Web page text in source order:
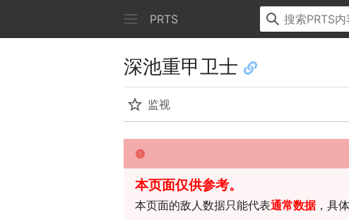
PRTS
深池重甲卫士
监视
本页面仅供参考。
本页面的敌人数据只能代表通常数据，具